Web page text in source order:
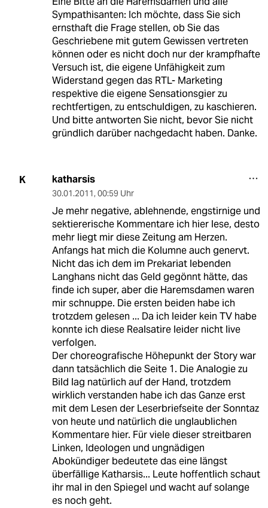
Sympathisanten: Ich möchte, dass Sie sich
ernsthaft die Frage stellen, ob Sie das
Geschriebene mit gutem Gewissen vertreten
können oder es nicht doch nur der krampfhafte
Versuch ist, die eigene Unfähigkeit zum
Widerstand gegen das RTL- Marketing
respektive die eigene Sensationsgier zu
rechtfertigen, zu entschuldigen, zu kaschieren.
Und bitte antworten Sie nicht, bevor Sie nicht
gründlich darüber nachgedacht haben. Danke.
K katharsis
30.01.2011, 00:59 Uhr
Je mehr negative, ablehnende, engstirnige und
sektiererische Kommentare ich hier lese, desto
mehr liegt mir diese Zeitung am Herzen.
Anfangs hat mich die Kolumne auch genervt.
Nicht das ich dem im Prekariat lebenden
Langhans nicht das Geld gegönnt hätte, das
finde ich super, aber die Haremsdamen waren
mir schnuppe. Die ersten beiden habe ich
trotzdem gelesen ... Da ich leider kein TV habe
konnte ich diese Realsatire leider nicht live
verfolgen.
Der choreografische Höhepunkt der Story war
dann tatsächlich die Seite 1. Die Analogie zu
Bild lag natürlich auf der Hand, trotzdem
wirklich verstanden habe ich das Ganze erst
mit dem Lesen der Leserbriefseite der Sonntaz
von heute und natürlich die unglaublichen
Kommentare hier. Für viele dieser streitbaren
Linken, Ideologen und ungnädigen
Abokündiger bedeutete das eine längst
überfällige Katharsis... Leute hoffentlich schaut
ihr mal in den Spiegel und wacht auf solange
es noch geht.